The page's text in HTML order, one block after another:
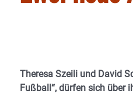
Theresa Szeili und David
Fußball“, dürfen sich über